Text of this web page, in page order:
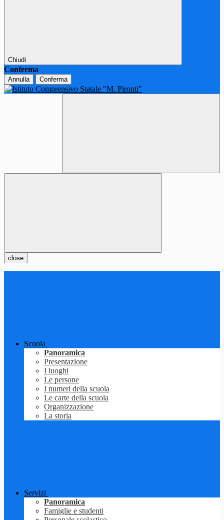
Chiudi
Conferma
Annulla Conferma
close
Scuola
Panoramica
Presentazione
I luoghi
Le persone
I numeri della scuola
Le carte della scuola
Organizzazione
La storia
Servizi
Panoramica
Famiglie e studenti